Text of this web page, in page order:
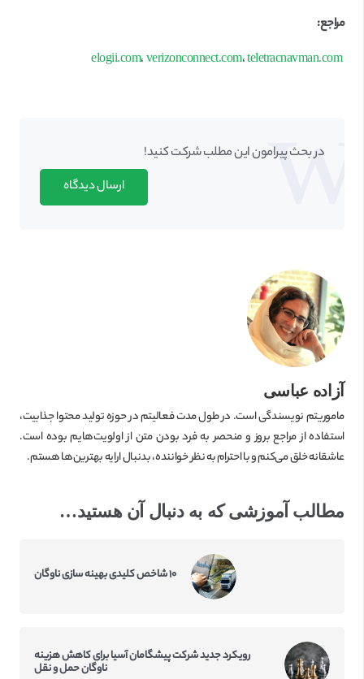
مراجع:
elogii.com
،verizonconnect.com،teletracnavman.com
در بحث‌‌ پیرامون این مطلب شرکت کنید!
ارسال دیدگاه
آزاده عباسی
ماموریتم نویسندگی است. در طول مدت فعالیتم در حوزه تولید محتوا جذابیت،
استفاده از مراجع بروز و منحصر به فرد بودن متن از اولویت‌هایم بوده است.
عاشقانه خلق می‌کنم و با احترام به نظر خواننده، بدنبال ارایه بهترین‌ها هستم.
مطالب آموزشی که به دنبال آن هستید…
۱۰ شاخص کلیدی بهینه سازی ناوگان
رویکرد جدید شرکت پیشگامان آسیا برای کاهش هزینه
ناوگان حمل و نقل